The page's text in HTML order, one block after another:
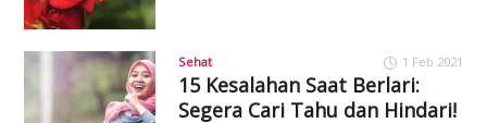
Sehat 1 Feb 2021
15 Kesalahan Saat Berlari:
Segera Cari Tahu dan Hindari!